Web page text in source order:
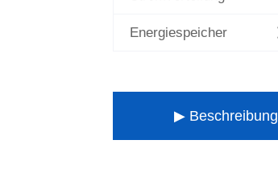
Energiespeicher
▶ Beschreibung